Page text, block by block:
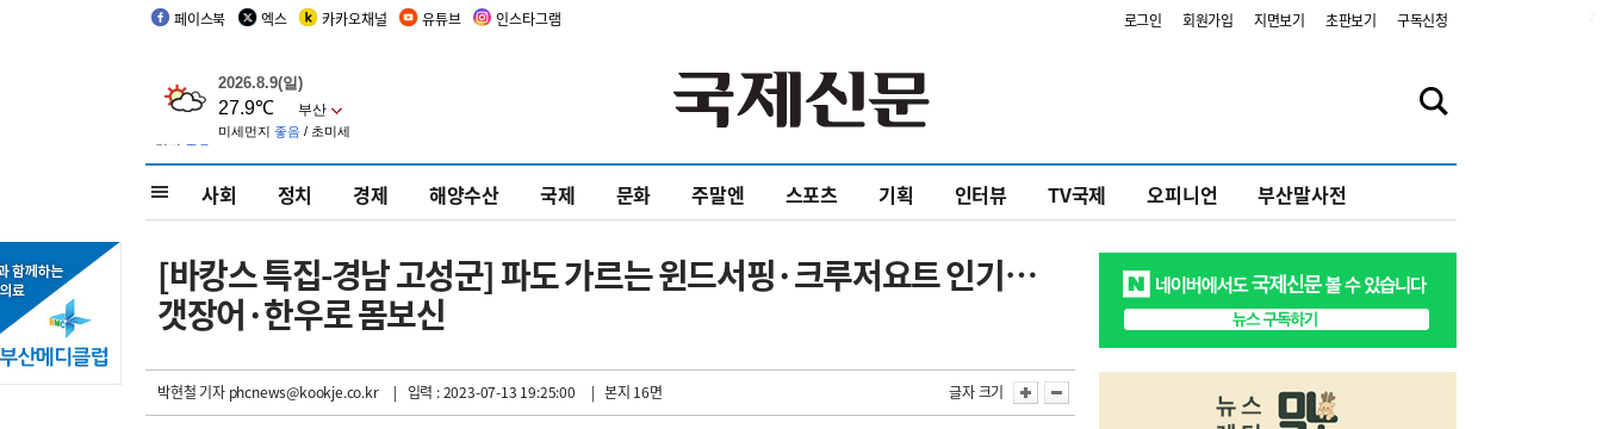
페이스북 엑스 카카오채널 유튜브 인스타그램 로그인 회원가입 지면보기 초판보기 구독신청
사회 정치 경제 해양수산 국제 문화 주말엔 스포츠 기획 인터뷰 TV국제 오피니언 부산말사전
[바캉스 특집-경남 고성군] 파도 가르는 윈드서핑·크루저요트 인기…
갯장어·한우로 몸보신
박현철 기자phcnews@kookje.co.kr | 입력 : 2023-07-13 19:25:00 | 본지 16면 글자 크기